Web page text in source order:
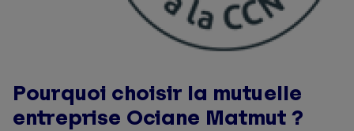
Pourquoi choisir la mutuelle
entreprise Ociane Matmut ?